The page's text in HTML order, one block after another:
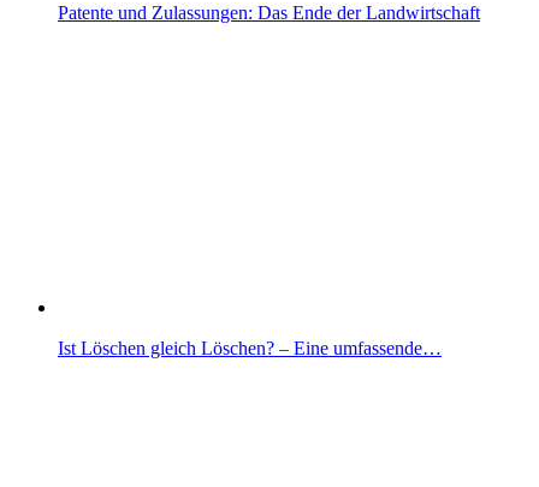
Patente und Zulassungen: Das Ende der Landwirtschaft
Ist Löschen gleich Löschen? – Eine umfassende…